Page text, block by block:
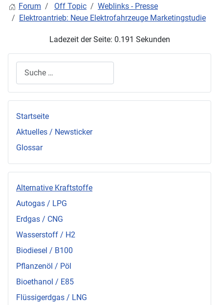
Forum
Off Topic
Weblinks - Presse
Elektroantrieb: Neue Elektrofahrzeuge Marketingstudie
Ladezeit der Seite: 0.191 Sekunden
Startseite
Aktuelles / Newsticker
Glossar
Alternative Kraftstoffe
Autogas / LPG
Erdgas / CNG
Wasserstoff / H2
Biodiesel / B100
Pflanzenöl / Pöl
Bioethanol / E85
Flüssigerdgas / LNG